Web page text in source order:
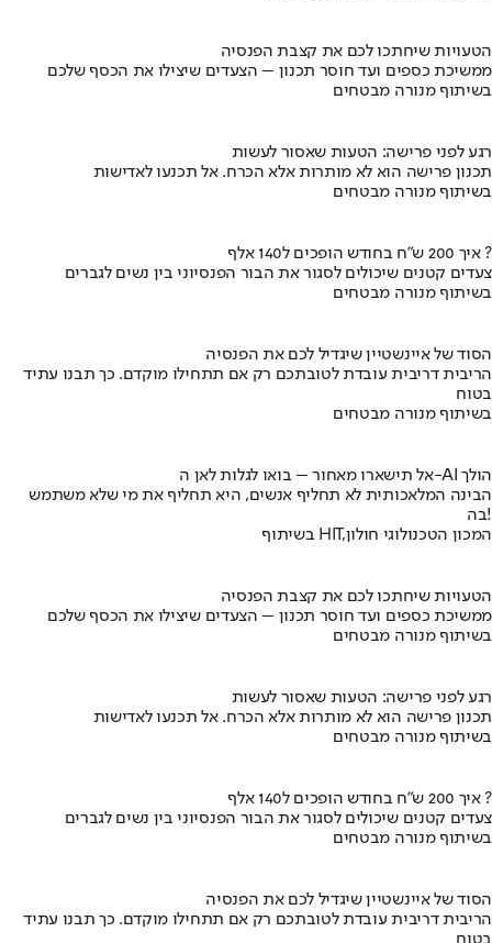
הטעויות שיחתכו לכם את קצבת הפנסיה
ממשיכת כספים ועד חוסר תכנון – הצעדים שיצילו את הכסף שלכם
בשיתוף מנורה מבטחים
רגע לפני פרישה: הטעות שאסור לעשות
תכנון פרישה הוא לא מותרות אלא הכרח. אל תכנעו לאדישות
בשיתוף מנורה מבטחים
איך 200 ש"ח בחודש הופכים ל140 אלף ?
צעדים קטנים שיכולים לסגור את הבור הפנסיוני בין נשים לגברים
בשיתוף מנורה מבטחים
הסוד של איינשטיין שיגדיל לכם את הפנסיה
הריבית דריבית עובדת לטובתכם רק אם תתחילו מוקדם. כך תבנו עתיד
בטוח
בשיתוף מנורה מבטחים
אל תישארו מאחור – בואו לגלות לאן ה-AI הולך
הבינה המלאכותית לא תחליף אנשים, היא תחליף את מי שלא משתמש
בה!
בשיתוף HIT,המכון הטכנולוגי חולון
הטעויות שיחתכו לכם את קצבת הפנסיה
ממשיכת כספים ועד חוסר תכנון – הצעדים שיצילו את הכסף שלכם
בשיתוף מנורה מבטחים
רגע לפני פרישה: הטעות שאסור לעשות
תכנון פרישה הוא לא מותרות אלא הכרח. אל תכנעו לאדישות
בשיתוף מנורה מבטחים
איך 200 ש"ח בחודש הופכים ל140 אלף ?
צעדים קטנים שיכולים לסגור את הבור הפנסיוני בין נשים לגברים
בשיתוף מנורה מבטחים
הסוד של איינשטיין שיגדיל לכם את הפנסיה
הריבית דריבית עובדת לטובתכם רק אם תתחילו מוקדם. כך תבנו עתיד